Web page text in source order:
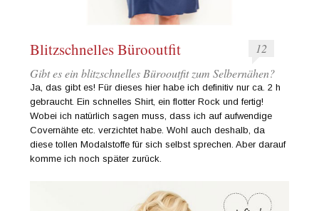
Blitzschnelles Bürooutfit
12
Gibt es ein blitzschnelles Bürooutfit zum Selbernähen?
Ja, das gibt es! Für dieses hier habe ich definitiv nur ca. 2 h
gebraucht. Ein schnelles Shirt, ein flotter Rock und fertig!
Wobei ich natürlich sagen muss, dass ich auf aufwendige
Covernähte etc. verzichtet habe. Wohl auch deshalb, da
diese tollen Modalstoffe für sich selbst sprechen. Aber darauf
komme ich noch später zurück.